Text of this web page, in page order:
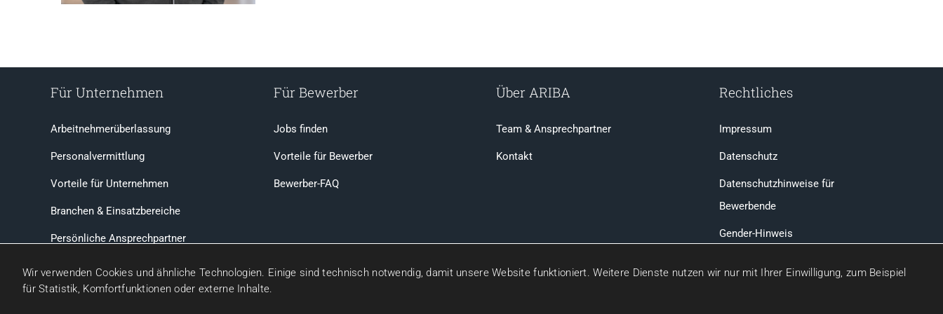
Für Unternehmen
Arbeitnehmerüberlassung
Personalvermittlung
Vorteile für Unternehmen
Branchen & Einsatzbereiche
Persönliche Ansprechpartner
Für Bewerber
Jobs finden
Vorteile für Bewerber
Bewerber-FAQ
Über ARIBA
Team & Ansprechpartner
Kontakt
Rechtliches
Impressum
Datenschutz
Datenschutzhinweise für
Bewerbende
Gender-Hinweis
Seit 2005 für Sie da | ARIBA Personaldienstleistungsgesellschaft mbH | Arbeitnehmerüberlassung & Personalvermittlung | Erlaubnis zur Arbeitnehmerüberlassung gemäß § 1 AÜG
Wir verwenden Cookies und ähnliche Technologien. Einige sind technisch notwendig, damit unsere Website funktioniert. Weitere Dienste nutzen wir nur mit Ihrer Einwilligung, zum Beispiel
für Statistik, Komfortfunktionen oder externe Inhalte.